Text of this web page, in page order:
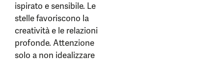
ispirato e sensibile. Le
stelle favoriscono la
creatività e le relazioni
profonde. Attenzione
solo a non idealizzare